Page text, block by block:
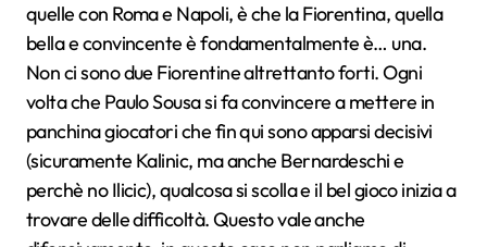
quelle con Roma e Napoli, è che la Fiorentina, quella
bella e convincente è fondamentalmente è… una.
Non ci sono due Fiorentine altrettanto forti. Ogni
volta che Paulo Sousa si fa convincere a mettere in
panchina giocatori che fin qui sono apparsi decisivi
(sicuramente Kalinic, ma anche Bernardeschi e
perchè no Ilicic), qualcosa si scolla e il bel gioco inizia a
trovare delle difficoltà. Questo vale anche